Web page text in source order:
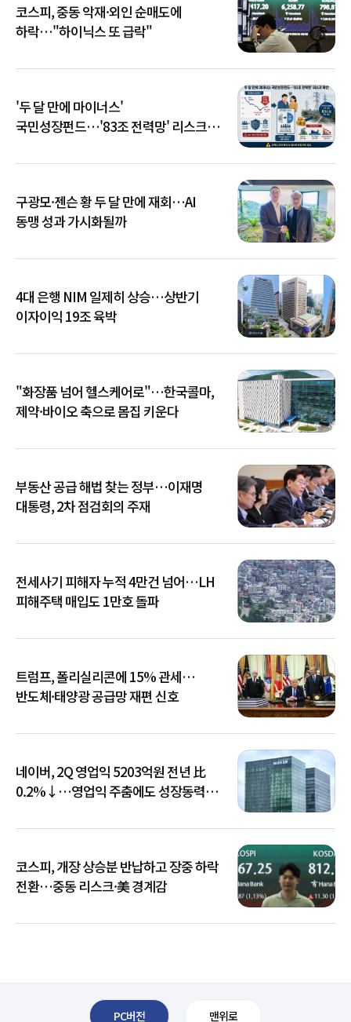
코스피, 중동 악재·외인 순매도에
하락…"하이닉스 또 급락"
'두 달 만에 마이너스'
국민성장펀드…'83조 전력망' 리스크
구광모·젠슨 황 두 달 만에 재회…AI
동맹 성과 가시화될까
4대 은행 NIM 일제히 상승…상반기
이자이익 19조 육박
"화장품 넘어 헬스케어로"…한국콜마,
제약·바이오 축으로 몸집 키운다
부동산 공급 해법 찾는 정부…이재명
대통령, 2차 점검회의 주재
전세사기 피해자 누적 4만건 넘어…LH
피해주택 매입도 1만호 돌파
트럼프, 폴리실리콘에 15% 관세…
반도체·태양광 공급망 재편 신호
네이버, 2Q 영업익 5203억원 전년 比
0.2%↓…영업익 주춤에도 성장동력
코스피, 개장 상승분 반납하고 장중 하락
전환…중동 리스크·美 경계감
PC버전 맨위로